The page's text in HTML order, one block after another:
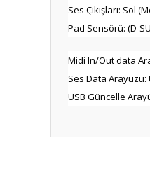
Ses Çıkışları: Sol
Pad Sensörü: (D-
Midi In/Out data
Ses Data Arayüzü:
USB Güncelle